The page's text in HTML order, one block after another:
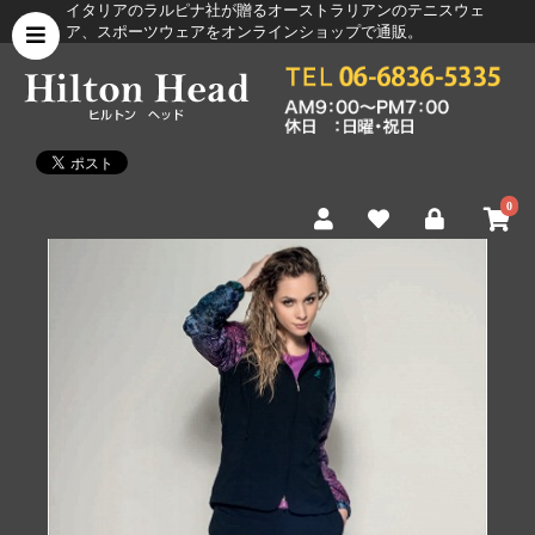
イタリアのラルピナ社が贈るオーストラリアンのテニスウェ
ア、スポーツウェアをオンラインショップで通販。
0